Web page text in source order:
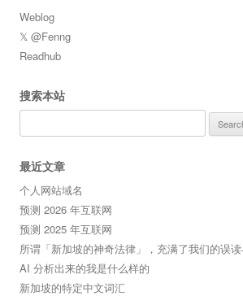
Weblog
𝕏 @Fenng
Readhub
搜索本站
for:
最近文章
个人网站域名
预测 2026 年互联网
预测 2025 年互联网
所谓「新加坡的神奇法律」，充满了我们的误
AI 分析出来的我是什么样的
新加坡的特定中文词汇